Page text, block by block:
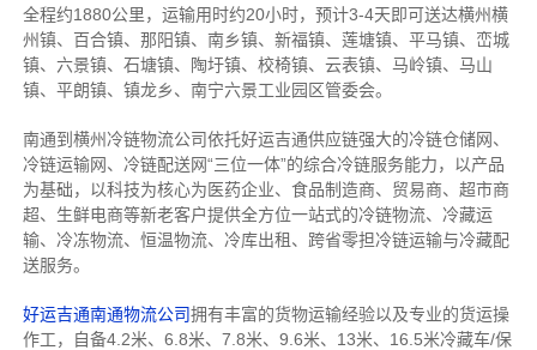
全程约1880公里，运输用时约20小时，预计3-4天即可送达横州横
州镇、百合镇、那阳镇、南乡镇、新福镇、莲塘镇、平马镇、峦城
镇、六景镇、石塘镇、陶圩镇、校椅镇、云表镇、马岭镇、马山
镇、平朗镇、镇龙乡、南宁六景工业园区管委会。
南通到横州冷链物流公司依托好运吉通供应链强大的冷链仓储网、
冷链运输网、冷链配送网“三位一体”的综合冷链服务能力，以产品
为基础，以科技为核心为医药企业、食品制造商、贸易商、超市商
超、生鲜电商等新老客户提供全方位一站式的冷链物流、冷藏运
输、冷冻物流、恒温物流、冷库出租、跨省零担冷链运输与冷藏配
送服务。
好运吉通南通物流公司拥有丰富的货物运输经验以及专业的货运操
作工，自备4.2米、6.8米、7.8米、9.6米、13米、16.5米冷藏车/保